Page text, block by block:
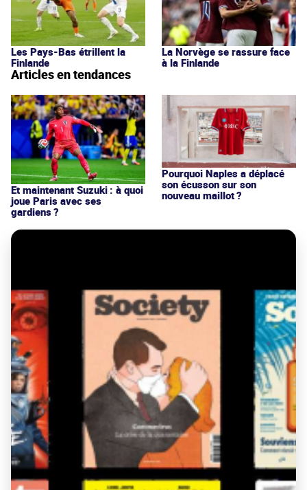
Les Pays-Bas étrillent la
Finlande
La Norvège se rassure face
à la Finlande
Articles en tendances
Et maintenant Suzuki : à quoi
joue Paris avec ses
gardiens ?
Pourquoi Naples a déplacé
son écusson sur son
nouveau maillot ?